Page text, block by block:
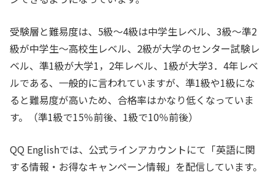
受験層と難易度は、5級～4級は中学生レベル、3級～準2
級が中学生～高校生レベル、2級が大学のセンター試験レ
ベル、準1級が大学1，2年レベル、1級が大学3．4年レベ
ルである、一般的に言われていますが、準1級や1級にな
ると難易度が高いため、合格率はかなり低くなっていま
す。（準1級で15％前後、1級で10％前後）
QQ Englishでは、公式ラインアカウントにて「英語に関
する情報・お得なキャンペーン情報」を配信しています。